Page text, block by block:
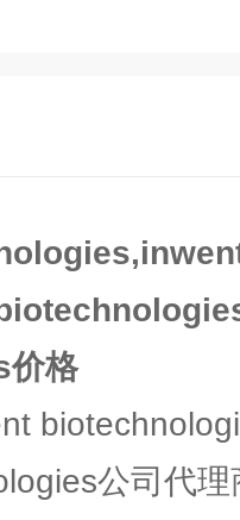
格
公司代